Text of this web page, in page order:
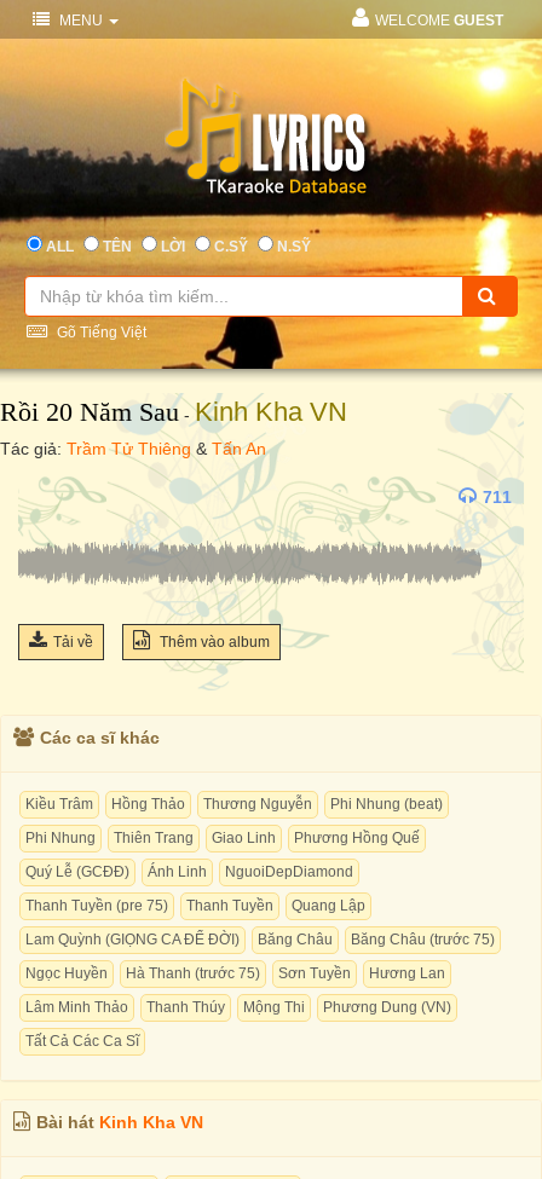
MENU WELCOME GUEST
ALL TÊN LỜI C.SỸ N.SỸ
Gõ Tiếng Việt
Rồi 20 Năm Sau -Kinh Kha VN
Tác giả: Trầm Tử Thiêng & Tấn An
711
Tải về Thêm vào album
Các ca sĩ khác
Kiều Trâm Hồng Thảo Thương Nguyễn
Phi Nhung (beat)
Phi Nhung
Thiên Trang Giao Linh
Phương Hồng Quế
Quý Lễ (GCĐĐ)
Ánh Linh
NguoiDepDiamond
Thanh Tuyền (pre 75)
Thanh Tuyền
Quang Lập
Lam Quỳnh (GIỌNG CA ĐỂ ĐỜI)
Băng Châu
Băng Châu (trước 75)
Ngọc Huyền
Hà Thanh (trước 75) Sơn Tuyền
Hương Lan
Lâm Minh Thảo
Thanh Thúy Mộng Thi
Phương Dung (VN)
Tất Cả Các Ca Sĩ
Bài hát Kinh Kha VN